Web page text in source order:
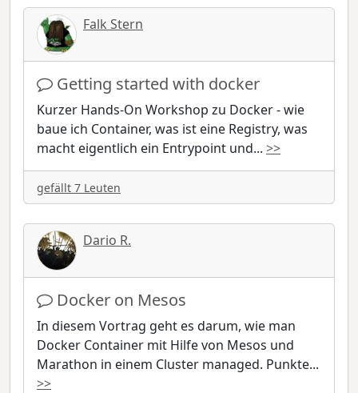
Falk Stern
Getting started with docker
Kurzer Hands-On Workshop zu Docker - wie
baue ich Container, was ist eine Registry, was
macht eigentlich ein Entrypoint und... >>
gefällt 7 Leuten
Dario R.
Docker on Mesos
In diesem Vortrag geht es darum, wie man
Docker Container mit Hilfe von Mesos und
Marathon in einem Cluster managed. Punkte...
>>